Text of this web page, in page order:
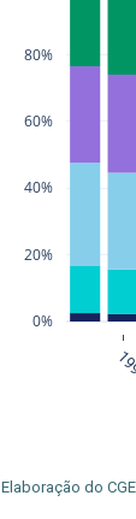
0%
20%
40%
60%
80%
Elaboração do